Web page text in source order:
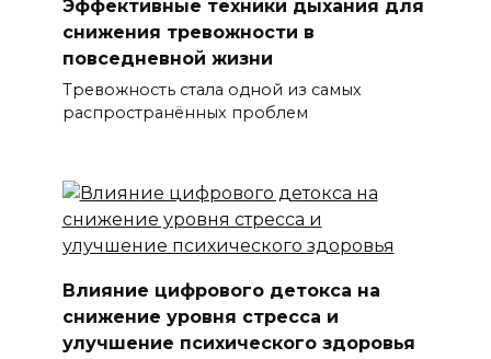
Эффективные техники дыхания для
снижения тревожности в
повседневной жизни
Тревожность стала одной из самых
распространённых проблем
Влияние цифрового детокса на
снижение уровня стресса и
улучшение психического здоровья